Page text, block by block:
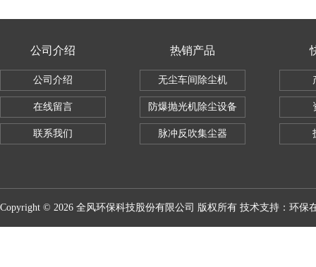
公司介绍
公司介绍
在线留言
联系我们
热销产品
无尘车间除尘机
防爆抛光机除尘设备
脉冲反吹集尘器
Copyright © 2026 全风环保科技股份有限公司 版权所有 技术支持： 环保